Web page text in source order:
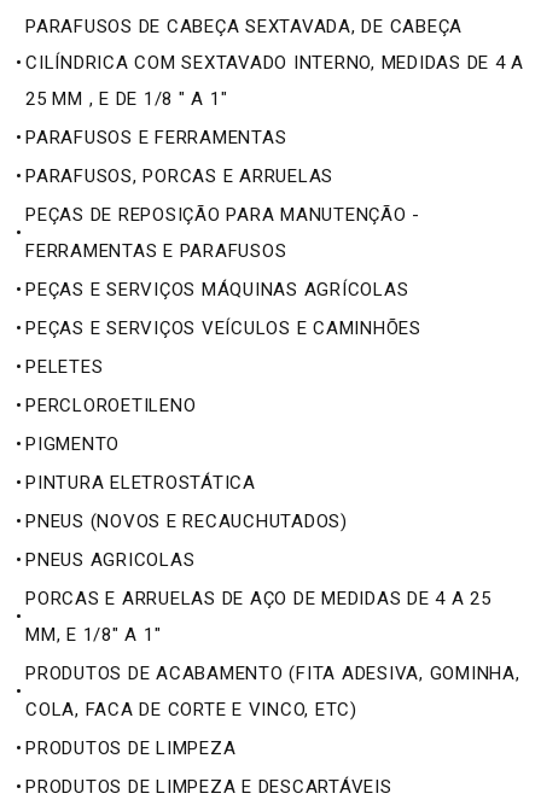
•
PARAFUSOS DE CABEÇA SEXTAVADA, DE CABEÇA
CILÍNDRICA COM SEXTAVADO INTERNO, MEDIDAS DE 4 A
25 MM , E DE 1/8 " A 1"
• PARAFUSOS E FERRAMENTAS
• PARAFUSOS, PORCAS E ARRUELAS
•
PEÇAS DE REPOSIÇÃO PARA MANUTENÇÃO -
FERRAMENTAS E PARAFUSOS
• PEÇAS E SERVIÇOS MÁQUINAS AGRÍCOLAS
• PEÇAS E SERVIÇOS VEÍCULOS E CAMINHÕES
• PELETES
• PERCLOROETILENO
• PIGMENTO
• PINTURA ELETROSTÁTICA
• PNEUS (NOVOS E RECAUCHUTADOS)
• PNEUS AGRICOLAS
•
PORCAS E ARRUELAS DE AÇO DE MEDIDAS DE 4 A 25
MM, E 1/8" A 1"
•
PRODUTOS DE ACABAMENTO (FITA ADESIVA, GOMINHA,
COLA, FACA DE CORTE E VINCO, ETC)
• PRODUTOS DE LIMPEZA
• PRODUTOS DE LIMPEZA E DESCARTÁVEIS